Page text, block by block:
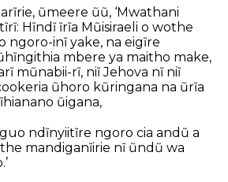
ũmeere ũũ, ‘Mwathani
Hĩndĩ ĩrĩa Mũisiraeli o wothe
ngoro-inĩ yake, na eigĩre
mbere ya maitho make,
mũnabii-rĩ, niĩ Jehova nĩ niĩ
ũhoro kũringana na ũrĩa
ũigana,
ndĩnyiitĩre ngoro cia andũ a
mandiganĩirie nĩ ũndũ wa